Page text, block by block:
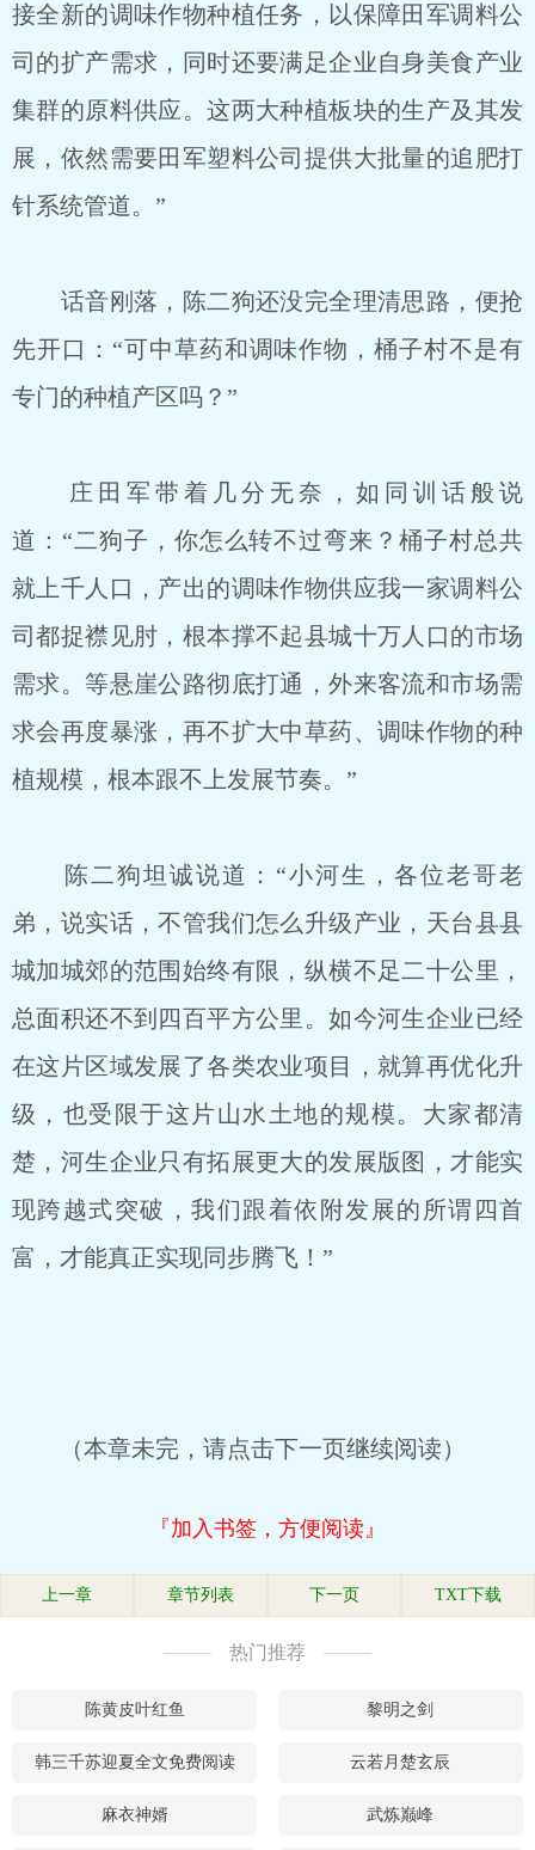
接全新的调味作物种植任务，以保障田军调料公
司的扩产需求，同时还要满足企业自身美食产业
集群的原料供应。这两大种植板块的生产及其发
展，依然需要田军塑料公司提供大批量的追肥打
针系统管道。”
话音刚落，陈二狗还没完全理清思路，便抢
先开口：“可中草药和调味作物，桶子村不是有
专门的种植产区吗？”
庄田军带着几分无奈，如同训话般说
道：“二狗子，你怎么转不过弯来？桶子村总共
就上千人口，产出的调味作物供应我一家调料公
司都捉襟见肘，根本撑不起县城十万人口的市场
需求。等悬崖公路彻底打通，外来客流和市场需
求会再度暴涨，再不扩大中草药、调味作物的种
植规模，根本跟不上发展节奏。”
陈二狗坦诚说道：“小河生，各位老哥老
弟，说实话，不管我们怎么升级产业，天台县县
城加城郊的范围始终有限，纵横不足二十公里，
总面积还不到四百平方公里。如今河生企业已经
在这片区域发展了各类农业项目，就算再优化升
级，也受限于这片山水土地的规模。大家都清
楚，河生企业只有拓展更大的发展版图，才能实
现跨越式突破，我们跟着依附发展的所谓四首
富，才能真正实现同步腾飞！”
（本章未完，请点击下一页继续阅读）
『加入书签，方便阅读』
上一章 章节列表 下一页 TXT下载
热门推荐
陈黄皮叶红鱼 黎明之剑
韩三千苏迎夏全文免费阅读 云若月楚玄辰
麻衣神婿 武炼巅峰